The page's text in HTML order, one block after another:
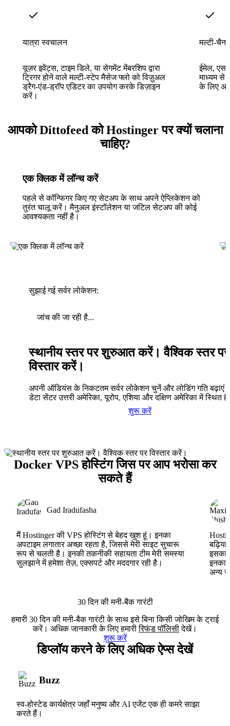
यात्रा स्वचालन
यूज़र इवेंट्स, टाइम डिले, या सेगमेंट मेंबरशिप द्वारा
ट्रिगर होने वाले मल्टी-स्टेप मैसेज फ्लो को विज़ुअल
ड्रैग-एंड-ड्रॉप एडिटर का उपयोग करके डिज़ाइन
करें।
मल्टी-
ईमेल,
माध्यम से
के लिए
आपको Dittofeed को Hostinger पर क्यों चलाना
चाहिए?
एक क्लिक में लॉन्च करें
पहले से कॉन्फिगर किए गए सेटअप के साथ अपने ऐप्लिकेशन को
तुरंत चालू करें। मैनुअल इंस्टॉलेशन या जटिल सेटअप की कोई
आवश्यकता नहीं है।
सुझाई गई सर्वर लोकेशन:
जांच की जा रही है...
स्थानीय स्तर पर शुरुआत करें। वैश्विक स्तर पर
विस्तार करें।
अपनी ऑडियंस के निकटतम सर्वर लोकेशन चुनें और लोडिंग गति बढ़ाएं।
डेटा सेंटर उत्तरी अमेरिका, यूरोप, एशिया और दक्षिण अमेरिका में स्थित
शुरू करें
Docker VPS होस्टिंग जिस पर आप भरोसा कर
सकते हैं
Gad Iradufasha
मैं Hostinger की VPS होस्टिंग से बेहद खुश हूं। इनका
अपटाइम लगातार अच्छा रहता है, जिससे मेरी साइट सुचारू
रूप से चलती है। इनकी तकनीकी सहायता टीम मेरी समस्या
सुलझाने में हमेशा तेज़, एक्सपर्ट और मददगार रही है।
इसका
इनका
अन्य
30 दिन की मनी-बैक गारंटी
हमारी 30 दिन की मनी-बैक गारंटी के साथ इसे बिना किसी जोखिम के ट्राई
करें। अधिक जानकारी के लिए हमारीरिफंड पॉलिसीदेखें।
शुरू करें
डिप्लॉय करने के लिए अधिक ऐप्स देखें
Buzz
स्व-होस्टेड कार्यक्षेत्र जहाँ मनुष्य और AI एजेंट एक ही कमरे साझा
करते हैं।